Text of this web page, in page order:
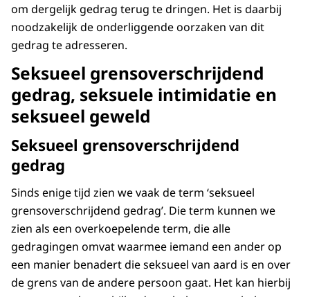
om dergelijk gedrag terug te dringen. Het is daarbij
noodzakelijk de onderliggende oorzaken van dit
gedrag te adresseren.
Seksueel grensoverschrijdend
gedrag, seksuele intimidatie en
seksueel geweld
Seksueel grensoverschrijdend
gedrag
Sinds enige tijd zien we vaak de term ‘seksueel
grensoverschrijdend gedrag’. Die term kunnen we
zien als een overkoepelende term, die alle
gedragingen omvat waarmee iemand een ander op
een manier benadert die seksueel van aard is en over
de grens van de andere persoon gaat. Het kan hierbij